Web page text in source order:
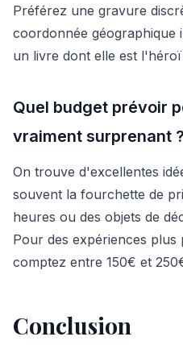
Préférez une gravure
coordonnée géographique
un livre dont elle est
Quel budget prévoir
vraiment surprenant ?
On trouve d'excellentes
souvent la fourchette de
heures ou des objets de
Pour des expériences plus
comptez entre 150€ et
Conclusion